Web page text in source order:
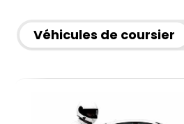
Véhicules de coursier